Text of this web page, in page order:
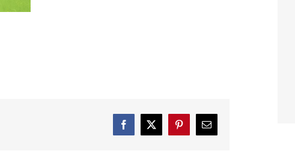
Facebook
X Pinterest
E-
Mail